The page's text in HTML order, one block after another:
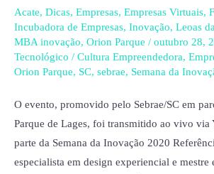
Acate, Dicas, Empresas, Empresas Virtuais,
Incubadora de Empresas, Inovação, Leoas
MBA inovação, Orion Parque / outubro 28,
Tecnológico / Cultura Empreendedora,
Orion Parque, SC, sebrae, Semana da
O evento, promovido pelo Sebrae/SC em
Parque de Lages, foi transmitido ao vivo via
parte da Semana da Inovação 2020
especialista em design experiencial e mestre
de
inovação
Serra